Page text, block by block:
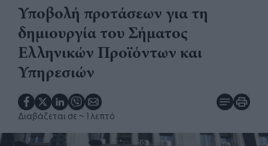
Υποβολή προτάσεων για τη
δημιουργία του Σήματος
Ελληνικών Προϊόντων και
Υπηρεσιών
Διαβάζεται σε ~ 1 λεπτό